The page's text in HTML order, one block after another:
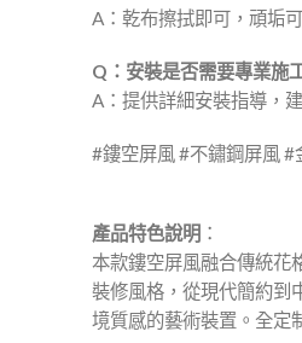
A：乾布擦拭即可，頑垢
Q：安裝是否需要專業施
A：提供詳細安裝指導，
#鏤空屏風 #不鏽鋼屏風
產品特色說明 ：
本款鏤空屏風融合傳統花
裝修風格，從現代簡約到
境質感的藝術裝置。全定